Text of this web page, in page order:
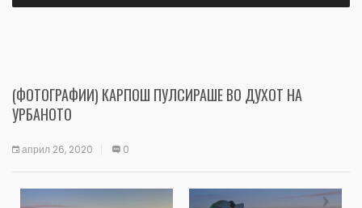
(ФОТОГРАФИИ) КАРПОШ ПУЛСИРАШЕ ВО ДУХОТ НА
УРБАНОТО
април 26, 2020 0